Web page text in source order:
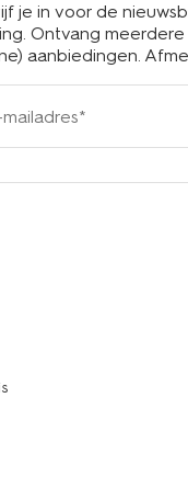
je in voor de
Ontvang
aanbiedingen.